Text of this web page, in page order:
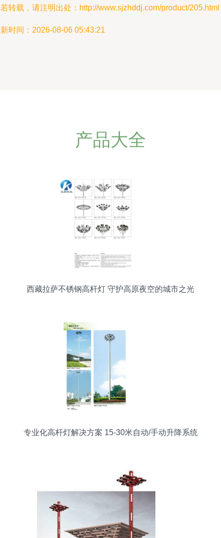
转载，请注明出处：http://www.sjzhddj.com/product/205.html
时间：2026-08-06 05:43:21
产品大全
西藏拉萨不锈钢高杆灯 守护高原夜空的城市之光
专业化高杆灯解决方案 15-30米自动/手动升降系统